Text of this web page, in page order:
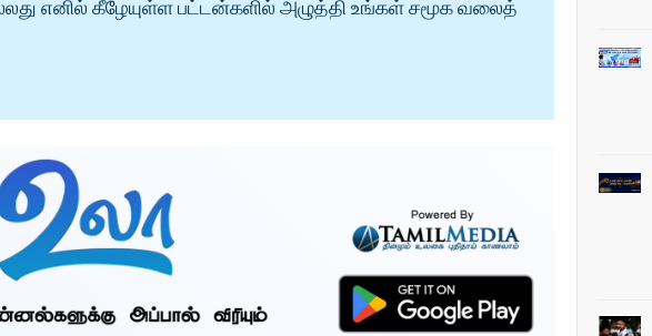
எனில் கீழேயுள்ள பட்டன்களில் அழுத்தி உங்கள் சமூக வலைத்